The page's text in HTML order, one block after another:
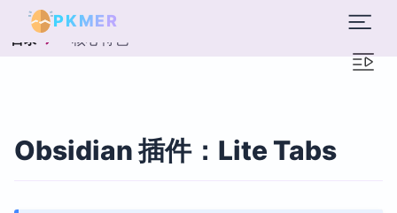
PKMER
目录 核心特色
Obsidian 插件：Lite Tabs